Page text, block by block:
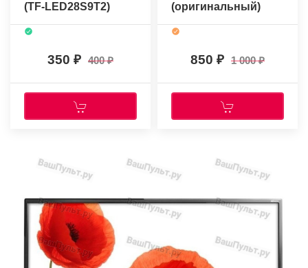
(TF-LED28S9T2)
350 400
(оригинальный)
850 1 000